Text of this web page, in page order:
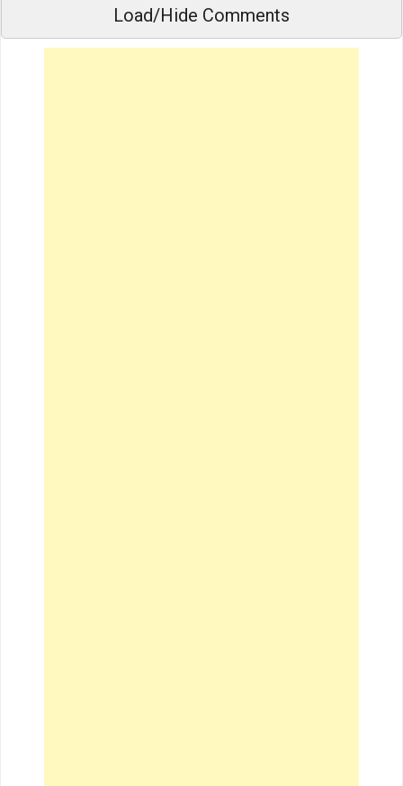
Load/Hide Comments